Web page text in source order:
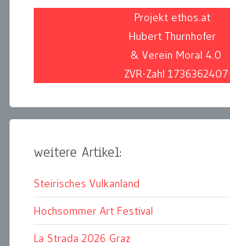
Projekt ethos.at
Hubert Thurnhofer
& Verein Moral 4.0
ZVR-Zahl 1736362407
weitere Artikel:
Steirisches Vulkanland
Hochsommer Art Festival
La Strada 2026 Graz